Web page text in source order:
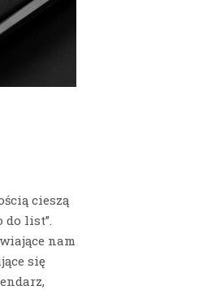
cieszą
list”.
nam
się